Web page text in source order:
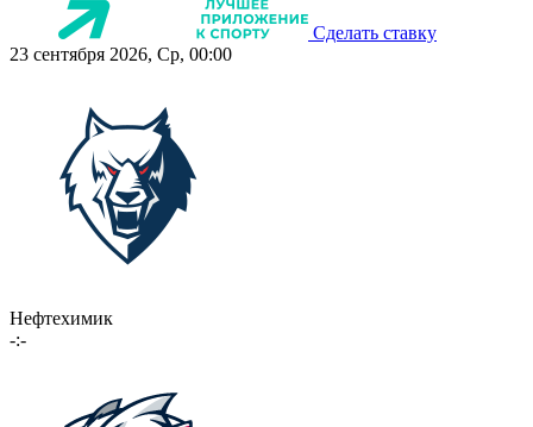
Сделать ставку
23 сентября 2026, Ср, 00:00
Нефтехимик
-:-